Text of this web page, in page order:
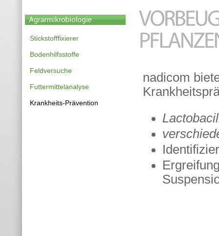
Stickstofffixierer
Bodenhilfsstoffe
Feldversuche
Futtermittelanalyse
Krankheits-Prävention
nadicom